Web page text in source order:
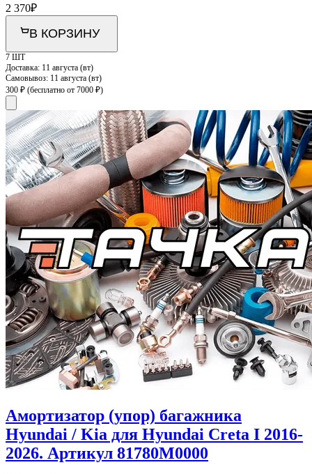
2 370₽
В КОРЗИНУ
7 ШТ
Доставка: 11 августа (вт)
Самовывоз: 11 августа (вт)
300 ₽ (бесплатно от 7000 ₽)
Амортизатор (упор) багажника
Hyundai / Kia для Hyundai Creta I 2016-
2026. Артикул 81780M0000